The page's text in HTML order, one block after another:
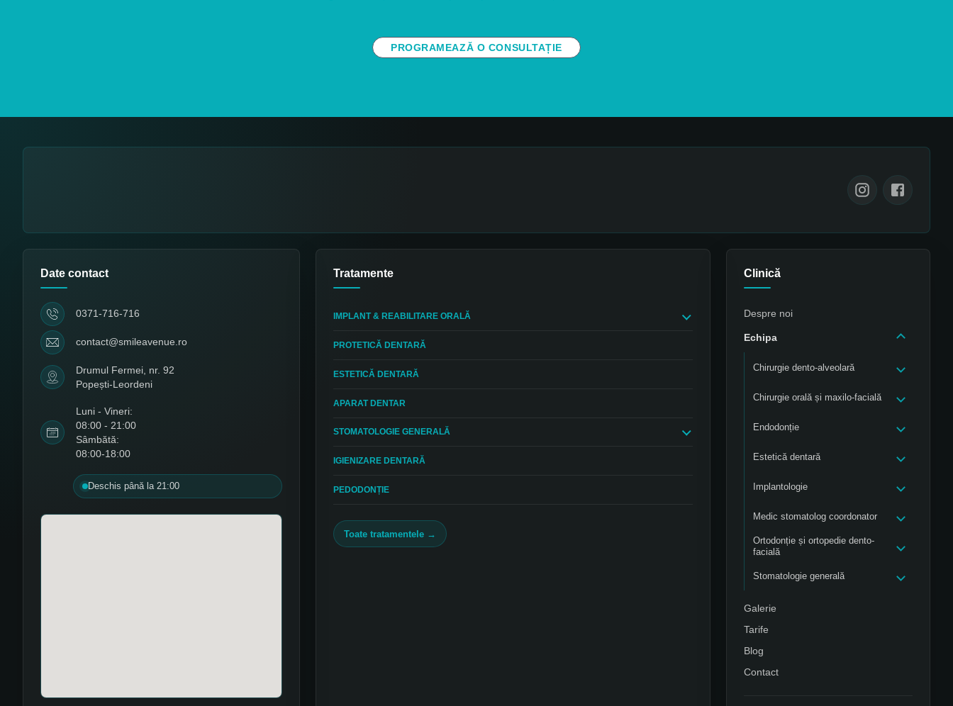
PROGRAMEAZĂ O CONSULTAȚIE
Date contact
0371-716-716
contact@smileavenue.ro
Drumul Fermei, nr. 92
Popești-Leordeni
Luni - Vineri:
08:00 - 21:00
Sâmbătă:
08:00-18:00
Deschis până la 21:00
Tratamente
IMPLANT & REABILITARE ORALĂ
PROTETICĂ DENTARĂ
ESTETICĂ DENTARĂ
APARAT DENTAR
STOMATOLOGIE GENERALĂ
IGIENIZARE DENTARĂ
PEDODONȚIE
Toate tratamentele →
Clinică
Despre noi
Echipa
Chirurgie dento-alveolară
Chirurgie orală și maxilo-facială
Endodonție
Estetică dentară
Implantologie
Medic stomatolog coordonator
Ortodonție și ortopedie dento-
facială
Stomatologie generală
Galerie
Tarife
Blog
Contact